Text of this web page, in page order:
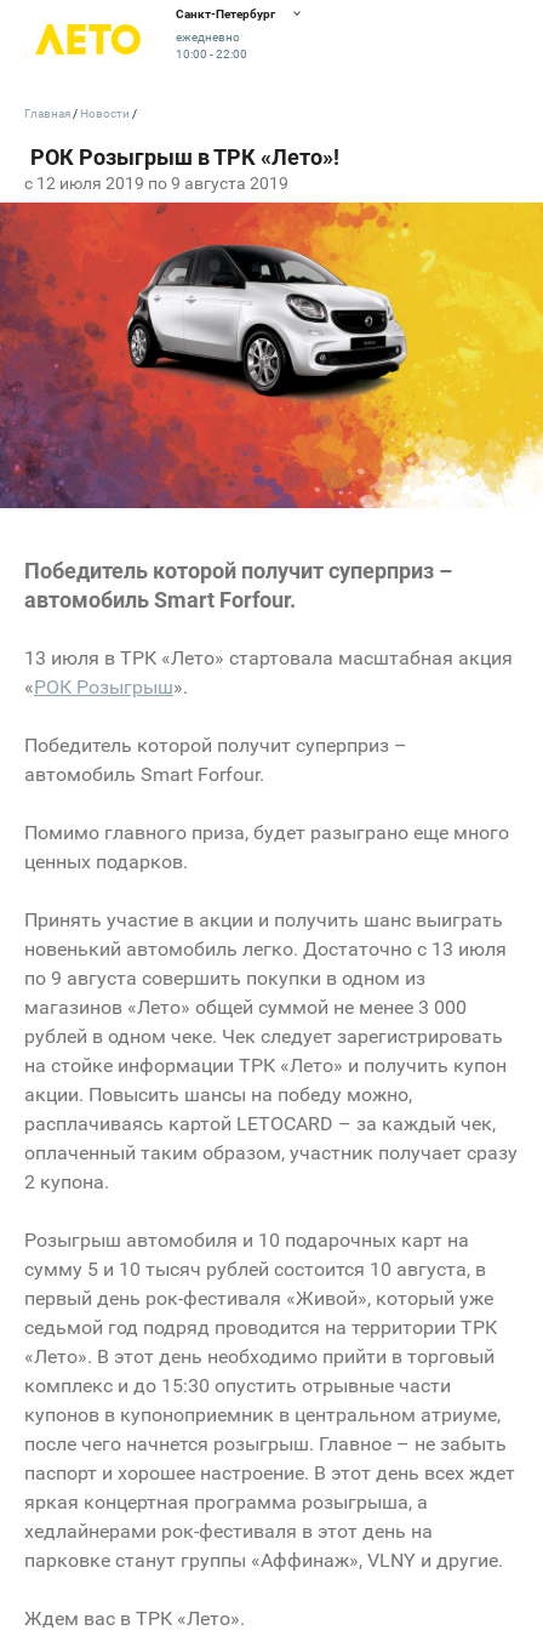
Санкт-Петербург
ежедневно
10:00 - 22:00
c 12 июля 2019 по 9 августа 2019
Главная Новости
Победитель которой получит суперприз –
автомобиль Smart Forfour.
13 июля в ТРК «Лето» стартовала масштабная акция
«РОК Розыгрыш».
Победитель которой получит суперприз –
автомобиль Smart Forfour.
Помимо главного приза, будет разыграно еще много
ценных подарков.
Принять участие в акции и получить шанс выиграть
новенький автомобиль легко. Достаточно с 13 июля
по 9 августа совершить покупки в одном из
магазинов «Лето» общей суммой не менее 3 000
рублей в одном чеке. Чек следует зарегистрировать
на стойке информации ТРК «Лето» и получить купон
акции. Повысить шансы на победу можно,
расплачиваясь картой LETOCARD – за каждый чек,
оплаченный таким образом, участник получает сразу
2 купона.
Розыгрыш автомобиля и 10 подарочных карт на
сумму 5 и 10 тысяч рублей состоится 10 августа, в
первый день рок-фестиваля «Живой», который уже
седьмой год подряд проводится на территории ТРК
«Лето». В этот день необходимо прийти в торговый
комплекс и до 15:30 опустить отрывные части
купонов в купоноприемник в центральном атриуме,
после чего начнется розыгрыш. Главное – не забыть
паспорт и хорошее настроение. В этот день всех ждет
яркая концертная программа розыгрыша, а
хедлайнерами рок-фестиваля в этот день на
парковке станут группы «Аффинаж», VLNY и другие.
Ждем вас в ТРК «Лето».